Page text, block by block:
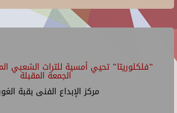
"فلكلوريتا" تحيي أمسية للتراث الشعبي
الجمعة المقبلة
مركز الإبداع الفنى بقبة